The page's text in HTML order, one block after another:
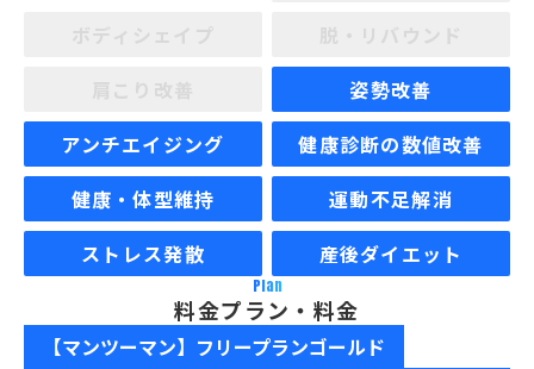
姿勢改善
アンチエイジング
健康診断の数値改善
健康・体型維持
運動不足解消
ストレス発散
産後ダイエット
Plan
料金プラン・料金
【マンツーマン】フリープランゴールド